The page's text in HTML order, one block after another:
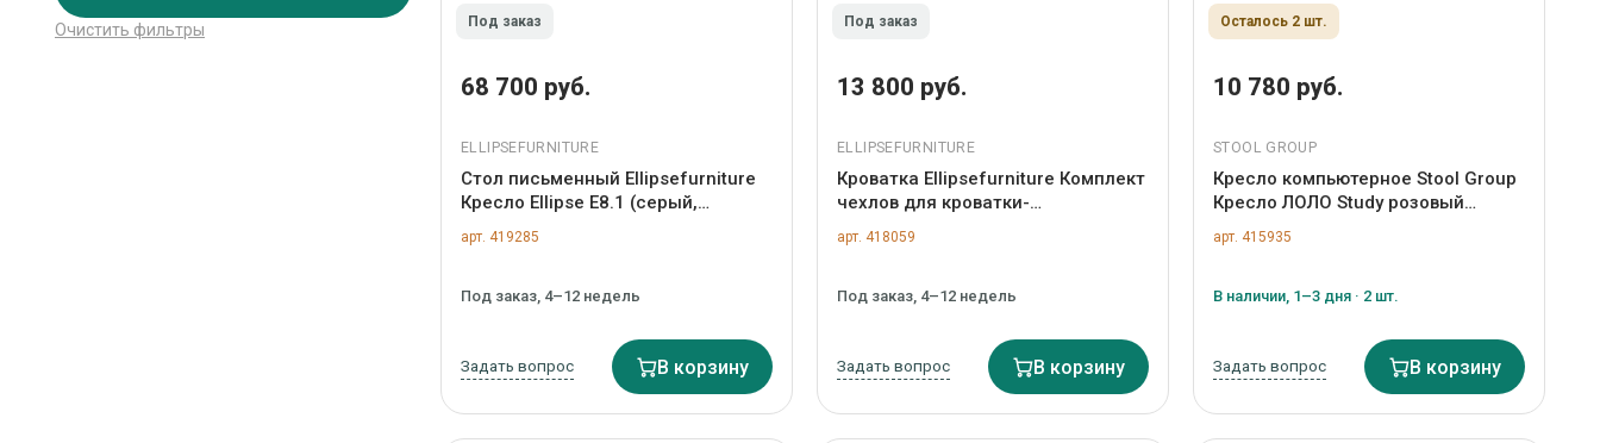
Очистить фильтры Под заказ
68 700 руб.
ELLIPSEFURNITURE
Стол письменный Ellipsefurniture
Кресло Ellipse E8.1 (серый,
антивандальная) арт.
EB01605500506
арт. 419285
Под заказ, 4–12 недель
Задать вопрос В корзину
Под заказ
13 800 руб.
ELLIPSEFURNITURE
Кроватка Ellipsefurniture Комплект
чехлов для кроватки-
трансформера KIDI Soft
антивандальная ткань (розовый)
арт. 418059
Под заказ, 4–12 недель
Задать вопрос В корзину
Осталось 2 шт.
10 780 руб.
STOOL GROUP
Кресло компьютерное Stool Group
Кресло ЛОЛО Study розовый
пластик белый арт. УТ000042072
арт. 415935
В наличии, 1–3 дня · 2 шт.
Задать вопрос В корзину